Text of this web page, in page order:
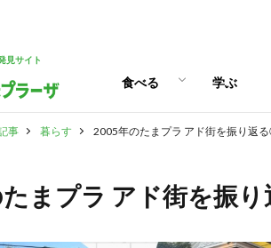
見サイト
食べる
パン
スイーツ
ランチ
カフェ
学ぶ
事 暮らす 2005年のたまプラ アド街を振り返
まプラ アド街を振